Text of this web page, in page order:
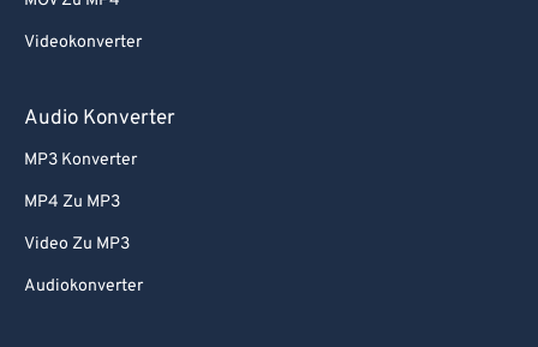
Videokonverter
Audio Konverter
MP3 Konverter
MP4 Zu MP3
Video Zu MP3
Audiokonverter